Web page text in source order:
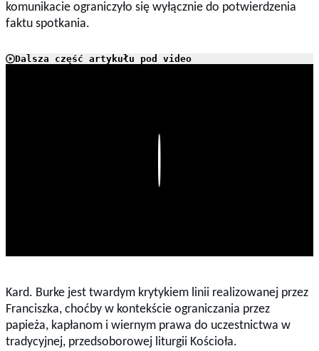
komunikacie ograniczyło się wyłącznie do potwierdzenia
faktu spotkania.
Dalsza część artykułu pod video
Kard. Burke jest twardym krytykiem linii realizowanej przez
Franciszka, choćby w kontekście ograniczania przez
papieża, kapłanom i wiernym prawa do uczestnictwa w
tradycyjnej, przedsoborowej liturgii Kościoła.